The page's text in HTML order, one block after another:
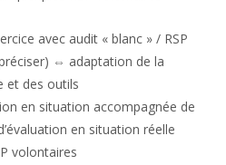
avec audit « blanc » / RSP
⇔ adaptation de la
et des outils
en situation accompagnée de
en situation réelle
volontaires